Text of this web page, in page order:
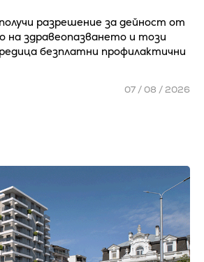
разрешение за дейност от
здравеопазването и този
безплатни профилактични
07 / 08 / 2026